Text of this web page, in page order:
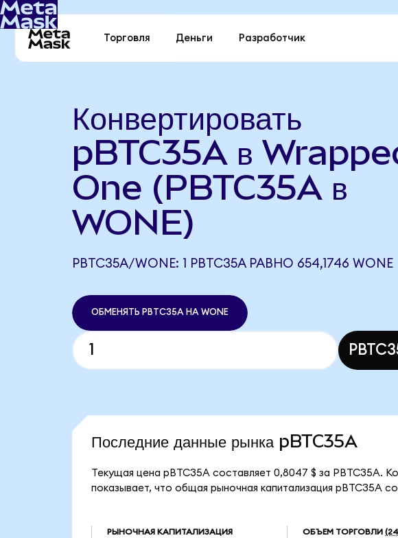
Торговля Деньги Разработчик
Конвертировать
pBTC35A в
One (PBTC35A в
WONE)
PBTC35A/WONE: 1 PBTC35A РАВНО 654,1746 WONE
ОБМЕНЯТЬ PBTC35A НА WONE
Последние данные рынка pBTC35A
Текущая цена pBTC35A составляет 0,8047 $ за PBTC35A.
показывает, что общая рыночная капитализация pBTC35A
РЫНОЧНАЯ КАПИТАЛИЗАЦИЯ ОБЪЕМ ТОРГОВЛИ